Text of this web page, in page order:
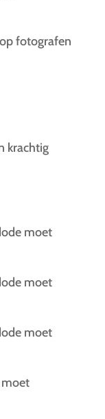
fotografen
krachtig
moet
moet
moet
moet